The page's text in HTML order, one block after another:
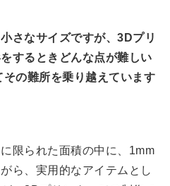
さなサイズですが、3Dプリ
するときどんな点が難しい
の難所を乗り越えています
限られた面積の中に、1mm
ら、実用的なアイテムとし